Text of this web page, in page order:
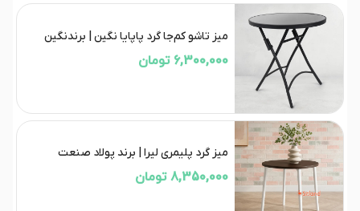
میز تاشو کم‌جا گرد پاپایا نگین | برندنگین
6,300,000 تومان
میز گرد پلیمری لیرا | برند پولاد صنعت
8,350,000 تومان